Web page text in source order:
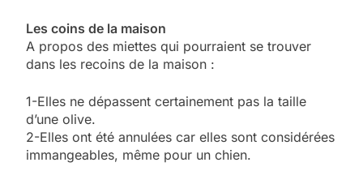
Les coins de la maison
A propos des miettes qui pourraient se trouver
dans les recoins de la maison :
1-Elles ne dépassent certainement pas la taille
d’une olive.
2-Elles ont été annulées car elles sont considérées
immangeables, même pour un chien.